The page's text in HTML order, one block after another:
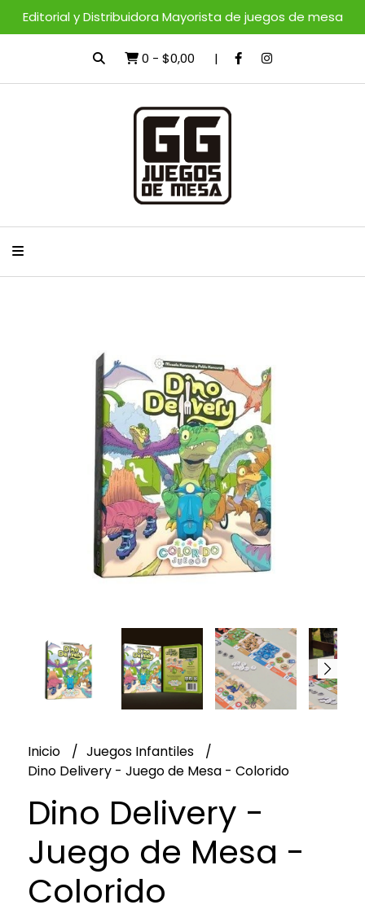
Editorial y Distribuidora Mayorista de juegos de mesa
0 - $0,00
Inicio
Juegos Infantiles
Dino Delivery - Juego de Mesa - Colorido
Dino Delivery -
Juego de Mesa -
Colorido